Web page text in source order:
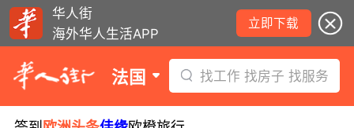
华人街
海外华人生活APP
立即下载
法国 找工作 找房子 找服务